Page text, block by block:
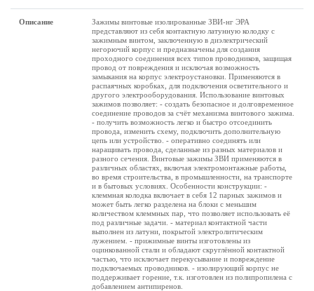
Описание
Зажимы винтовые изолированные ЗВИ-нг ЭРА
представляют из себя контактную латунную колодку с
зажимным винтом, заключенную в диэлектрический
негорючий корпус и предназначены для создания
проходного соединения всех типов проводников, защищая
провод от повреждения и исключая возможность
замыкания на корпус электроустановки. Применяются в
распаячных коробках, для подключения осветительного и
другого электрооборудования. Использование винтовых
зажимов позволяет: - создать безопасное и долговременное
соединение проводов за счёт механизма винтового зажима.
- получить возможность легко и быстро отсоединить
провода, изменить схему, подключить дополнительную
цепь или устройство. - оперативно соединять или
наращивать провода, сделанные из разных материалов и
разного сечения. Винтовые зажимы ЗВИ применяются в
различных областях, включая электромонтажные работы,
во время строительства, в промышленности, на транспорте
и в бытовых условиях. Особенности конструкции: -
клеммная колодка включает в себя 12 парных зажимов и
может быть легко разделена на блоки с меньшим
количеством клеммных пар, что позволяет использовать её
под различные задачи. - материал контактной части
выполнен из латуни, покрытой электролитическим
лужением. - прижимные винты изготовлены из
оцинкованной стали и обладают скруглённой контактной
частью, что исключает перекусывание и повреждение
подключаемых проводников. - изолирующий корпус не
поддерживает горение, т.к. изготовлен из полипропилена с
добавлением антипиренов.